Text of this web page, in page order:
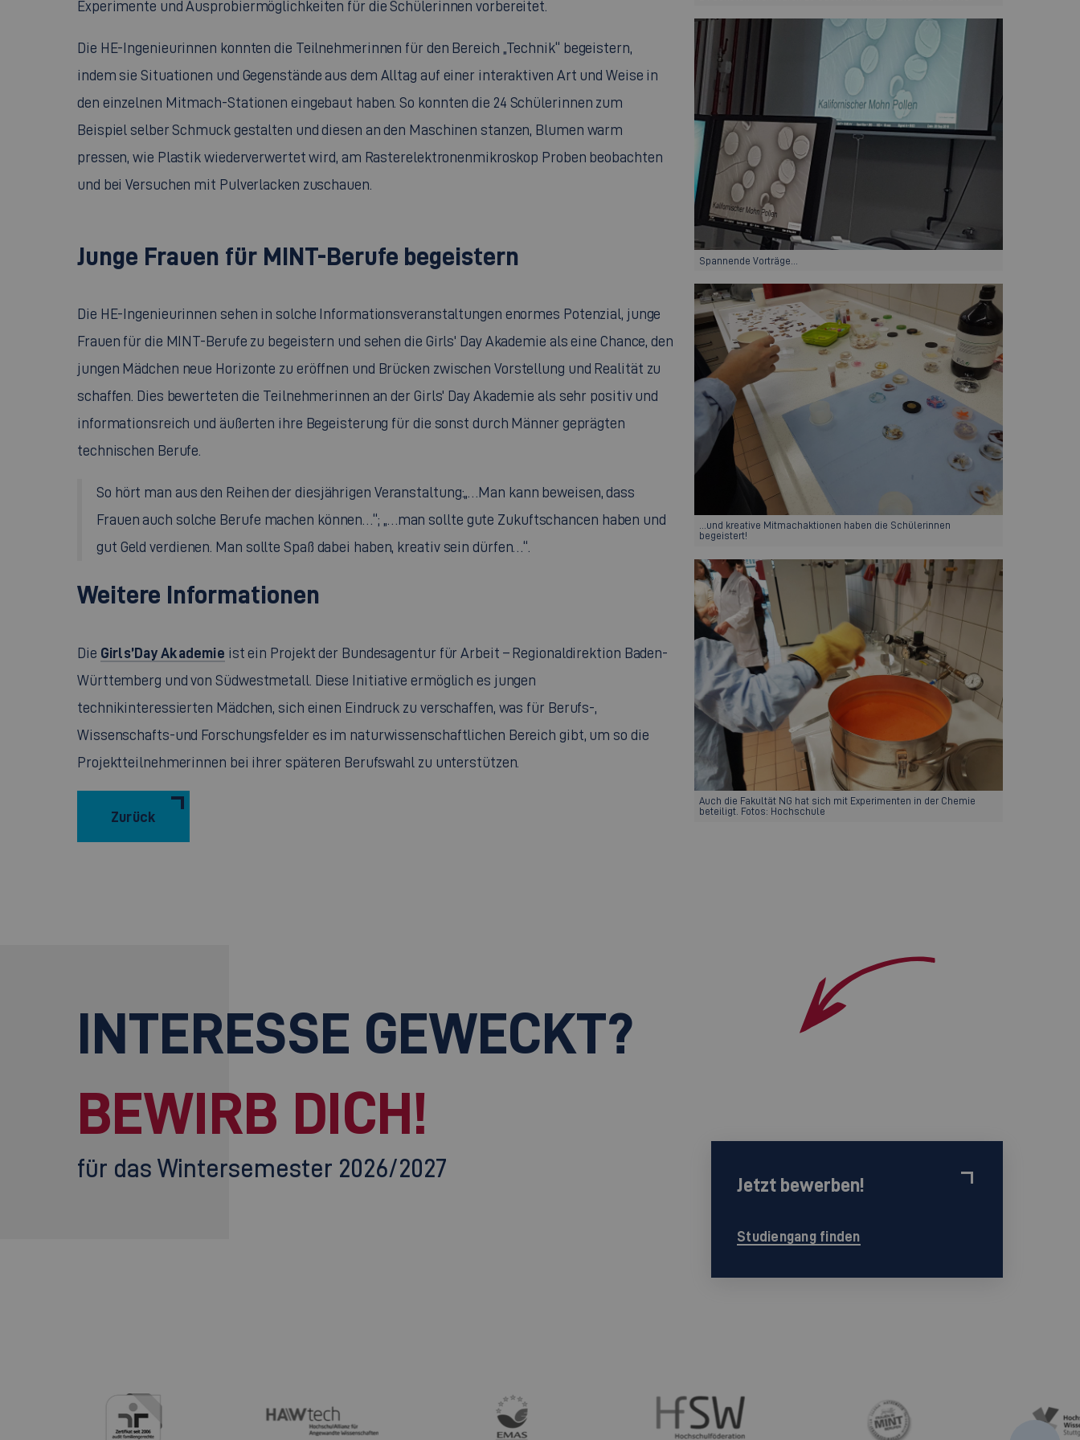
Spannende Vorträge...
...und kreative Mitmachaktionen haben die Schülerinnen
begeistert!
Auch die Fakultät NG hat sich mit Experimenten in der Chemie
beteiligt. Fotos: Hochschule
Experimente und Ausprobiermöglichkeiten für die Schülerinnen vorbereitet.
Die HE-Ingenieurinnen konnten die Teilnehmerinnen für den Bereich „Technik“ begeistern,
indem sie Situationen und Gegenstände aus dem Alltag auf einer interaktiven Art und Weise in
den einzelnen Mitmach-Stationen eingebaut haben. So konnten die 24 Schülerinnen zum
Beispiel selber Schmuck gestalten und diesen an den Maschinen stanzen, Blumen warm
pressen, wie Plastik wiederverwertet wird, am Rasterelektronenmikroskop Proben beobachten
und bei Versuchen mit Pulverlacken zuschauen.
Junge Frauen für MINT-Berufe begeistern
Die HE-Ingenieurinnen sehen in solche Informationsveranstaltungen enormes Potenzial, junge
Frauen für die MINT-Berufe zu begeistern und sehen die Girls' DayAkademie als eine Chance, den
jungen Mädchen neue Horizonte zu eröffnen und Brücken zwischen Vorstellung und Realität zu
schaffen. Dies bewerteten die Teilnehmerinnen an der Girls' DayAkademie als sehr positiv und
informationsreich und äußerten ihre Begeisterung für die sonst durch Männer geprägten
technischen Berufe.
So hört man aus den Reihen der diesjährigen Veranstaltung:„…Man kann beweisen, dass
Frauen auch solche Berufe machen können…“; „…man sollte gute Zukuftschancen haben und
gut Geld verdienen. Man sollte Spaß dabei haben, kreativ sein dürfen…“.
Weitere Informationen
Die Girls’Day Akademie ist ein Projekt der Bundesagentur für Arbeit – Regionaldirektion Baden-
Württemberg und von Südwestmetall. Diese Initiative ermöglich es jungen
technikinteressierten Mädchen, sich einen Eindruck zu verschaffen, was für Berufs-,
Wissenschafts-und Forschungsfelder es im naturwissenschaftlichen Bereich gibt, um so die
Projektteilnehmerinnen bei ihrer späteren Berufswahl zu unterstützen.
Zurück
INTERESSE GEWECKT?
BEWIRB DICH!
für das Wintersemester 2026/2027
Jetzt bewerben!
Studiengang finden